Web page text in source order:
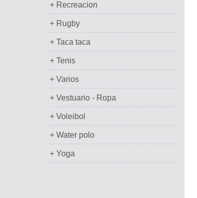
+ Recreacion
+ Rugby
+ Taca taca
+ Tenis
+ Varios
+ Vestuario - Ropa
+ Voleibol
+ Water polo
+ Yoga